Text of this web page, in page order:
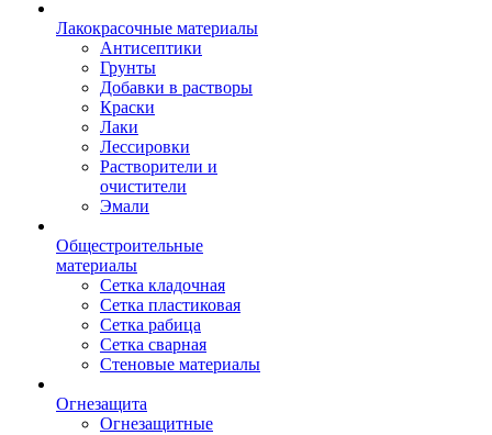
Лакокрасочные материалы
Антисептики
Грунты
Добавки в растворы
Краски
Лаки
Лессировки
Растворители и
очистители
Эмали
Общестроительные
материалы
Сетка кладочная
Сетка пластиковая
Сетка рабица
Сетка сварная
Стеновые материалы
Огнезащита
Огнезащитные